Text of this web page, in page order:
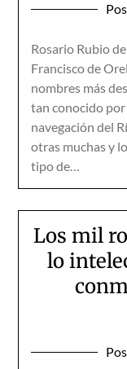
Rosario Rubio
Francisco de
nombres más
tan conocido
navegación del
otras muchas y
tipo de…
Los mil
lo